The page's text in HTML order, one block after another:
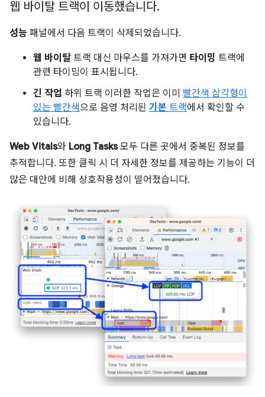
웹 바이탈 트랙이 이동했습니다.
성능 패널에서 다음 트랙이 삭제되었습니다.
웹 바이탈 트랙 대신 마우스를 가져가면 타이밍 트랙에
관련 타이밍이 표시됩니다.
긴 작업 하위 트랙 이러한 작업은 이미 빨간색 삼각형이
있는 빨간색으로 음영 처리된 기본 트랙에서 확인할 수
있습니다.
Web Vitals와 Long Tasks모두 다른 곳에서 중복된 정보를
추적합니다. 또한 클릭 시 더 자세한 정보를 제공하는 기능이 더
많은 대안에 비해 상호작용성이 떨어졌습니다.